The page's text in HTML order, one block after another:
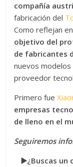
compañía
fabricación del
Como reflejan
objetivo del
de fabricantes
nuevos modelos
proveedor
Primero fue
empresas
de lleno en el
Seguiremos
▶️¿Buscas un